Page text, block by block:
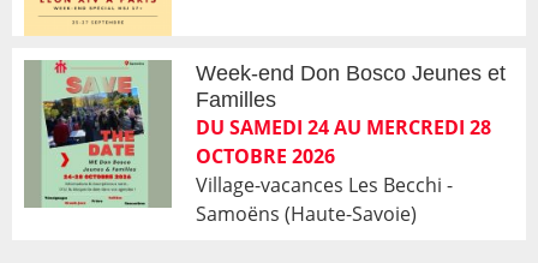
Week-end Don Bosco Jeunes et
Familles
DU SAMEDI 24 AU MERCREDI 28
OCTOBRE 2026
Village-vacances Les Becchi -
Samoëns (Haute-Savoie)